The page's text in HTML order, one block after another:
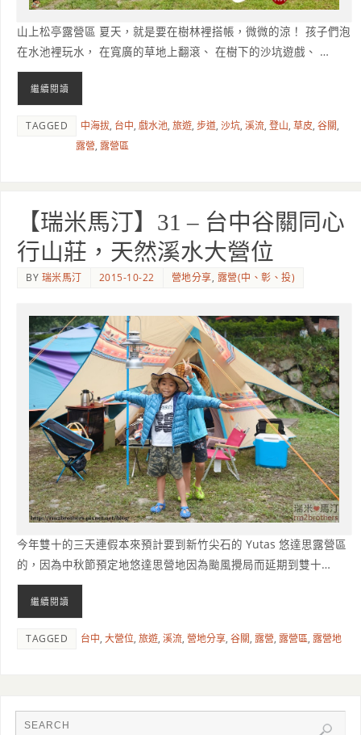
山上松亭露營區 夏天，就是要在樹林裡搭帳，微微的涼！ 孩子們泡
在水池裡玩水， 在寬廣的草地上翻滾、 在樹下的沙坑遊戲、 …
繼續閱讀
TAGGED 中海拔, 台中,戲水池,旅遊,步道,沙坑,溪流,登山,草皮,谷關,
露營, 露營區
【瑞米馬汀】31 – 台中谷關同心
行山莊，天然溪水大營位
BY 瑞米馬汀 2015-10-22 營地分享, 露營(中、彰、投)
今年雙十的三天連假本來預計要到新竹尖石的 Yutas 悠達思露營區
的，因為中秋節預定地悠達思營地因為颱風攪局而延期到雙十…
繼續閱讀
TAGGED 台中,大營位,旅遊,溪流,營地分享,谷關, 露營, 露營區, 露營地